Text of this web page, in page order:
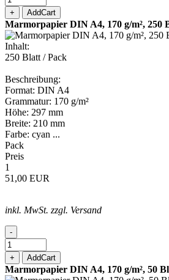
+ AddCart
Marmorpapier DIN A4, 170 g/m², 250
Inhalt:
250 Blatt / Pack
Beschreibung:
Format: DIN A4
Grammatur: 170 g/m²
Höhe: 297 mm
Breite: 210 mm
Farbe: cyan ...
Pack
Preis
1
51,00 EUR
inkl. MwSt. zzgl. Versand
-
+ AddCart
Marmorpapier DIN A4, 170 g/m², 50